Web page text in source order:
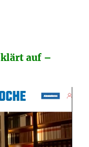
klärt auf –